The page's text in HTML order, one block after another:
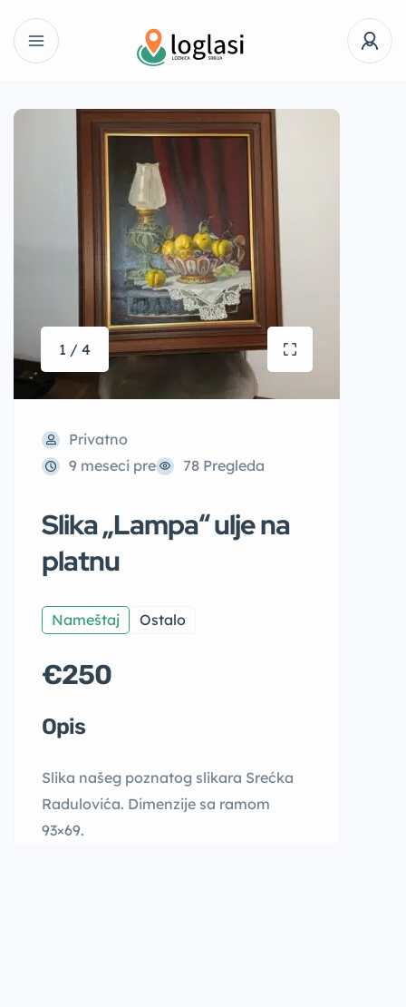
1 / 4
Privatno
9 meseci pre
78 Pregleda
Slika „Lampa“ ulje na
platnu
Nameštaj Ostalo
€250
Opis
Slika našeg poznatog slikara Srećka
Radulovića. Dimenzije sa ramom
93×69.